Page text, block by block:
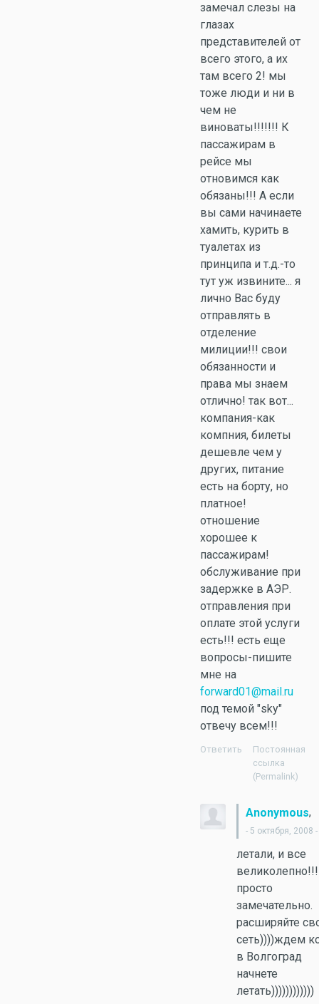
замечал слезы на
глазах
представителей от
всего этого, а их
там всего 2! мы
тоже люди и ни в
чем не
виноваты!!!!!!! К
пассажирам в
рейсе мы
отновимся как
обязаны!!! А если
вы сами начинаете
хамить, курить в
туалетах из
принципа и т.д.-то
тут уж извините... я
лично Вас буду
отправлять в
отделение
милиции!!! свои
обязанности и
права мы знаем
отлично! так вот...
компания-как
компния, билеты
дешевле чем у
других, питание
есть на борту, но
платное!
отношение
хорошее к
пассажирам!
обслуживание при
задержке в АЭР.
отправления при
оплате этой услуги
есть!!! есть еще
вопросы-пишите
мне на
forward01@mail.ru
под темой "sky"
отвечу всем!!!
Ответить
Постоянная
ссылка
(Permalink)
Anonymous,
- 5 октября, 2008
летали, и все
просто
замечательно.
расширяйте
сеть))))ждем
в Волгоград
начнете
летать))))))))))))